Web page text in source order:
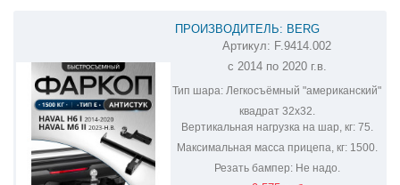
ПРОИЗВОДИТЕЛЬ: BERG
ФАРКОП НА HAVAL H6 F.9414.002
Артикул: F.9414.002
с 2014 по 2020 г.в.
Тип шара: Легкосъёмный "американский"
квадрат 32х32.
Вертикальная нагрузка на шар, кг:75.
Максимальная масса прицепа, кг:1500.
Резать бампер:Не надо.